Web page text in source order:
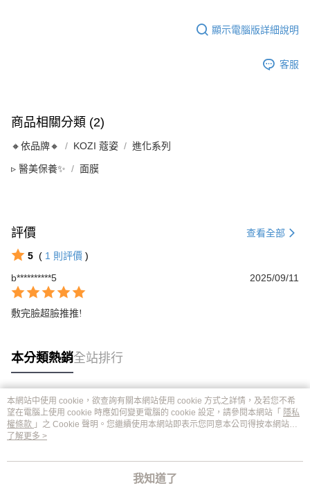
顯示電腦版詳細說明
客服
商品相關分類 (2)
🔸依品牌🔸 KOZI 蔻姿 進化系列
▹ 醫美保養✨ 面膜
評價 查看全部
5 ( 1 則評價 )
b**********5
2025/09/11
敷完臉超臉推推!
本分類熱銷全站排行
熱門標籤
本網站中使用 cookie，欲查詢有關本網站使用 cookie 方式之詳情，及若您不希
望在電腦上使用 cookie 時應如何變更電腦的 cookie 設定，請參閱本網站「 隱私
權條款 」之 Cookie 聲明。您繼續使用本網站即表示您同意本公司得按本網站使
用條款之 Cookie 聲明使用 cookie。
了解更多 >
我知道了